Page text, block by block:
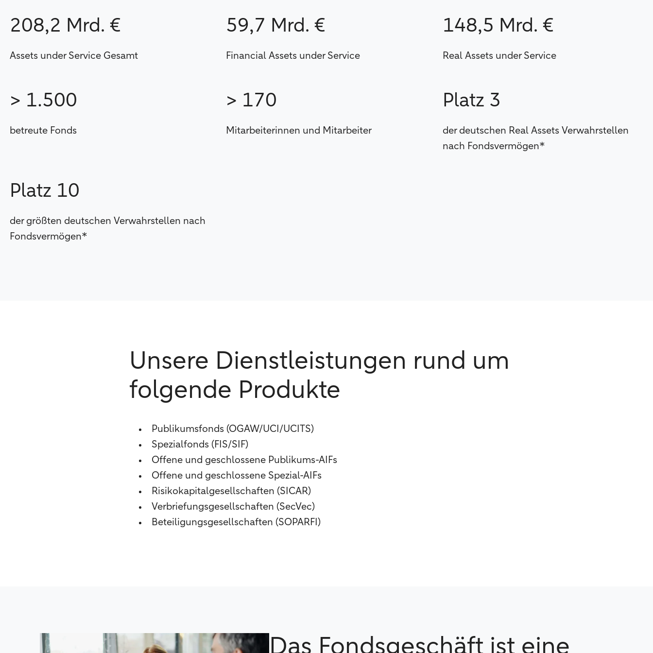
208,2 Mrd. €
Assets under Service Gesamt
59,7 Mrd. €
Financial Assets under Service
148,5 Mrd. €
Real Assets under Service
> 1.500
betreute Fonds
> 170
Mitarbeiterinnen und Mitarbeiter
Platz 3
der deutschen Real Assets Verwahrstellen
nach Fondsvermögen*
Platz 10
der größten deutschen Verwahrstellen nach
Fondsvermögen*
Unsere Dienstleistungen rund um
folgende Produkte
Publikumsfonds (OGAW/UCI/UCITS)
Spezialfonds (FIS/SIF)
Offene und geschlossene Publikums-AIFs
Offene und geschlossene Spezial-AIFs
Risikokapitalgesellschaften (SICAR)
Verbriefungsgesellschaften (SecVec)
Beteiligungsgesellschaften (SOPARFI)
Das Fondsgeschäft ist eine